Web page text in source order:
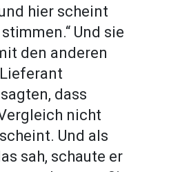
hier scheint
Und sie
den anderen
dass
nicht
Und als
sah, schaute er